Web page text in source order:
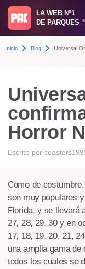
LA WEB Nº1
DE PARQUES
®
Inicio Blog Universal
Horror
Escrito por
Como de
son muy populares
Florida, y se llevará
27, 28, 29, 30 y en
17, 18, 19, 20, 21,
una amplia gama
todos los cuales se